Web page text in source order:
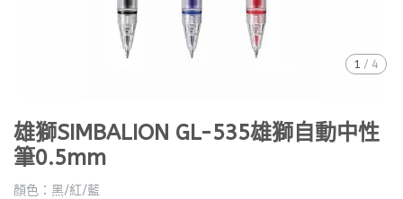
1 / 4
雄獅SIMBALION GL-535雄獅自動中性
筆0.5mm
顏色：黑/紅/藍